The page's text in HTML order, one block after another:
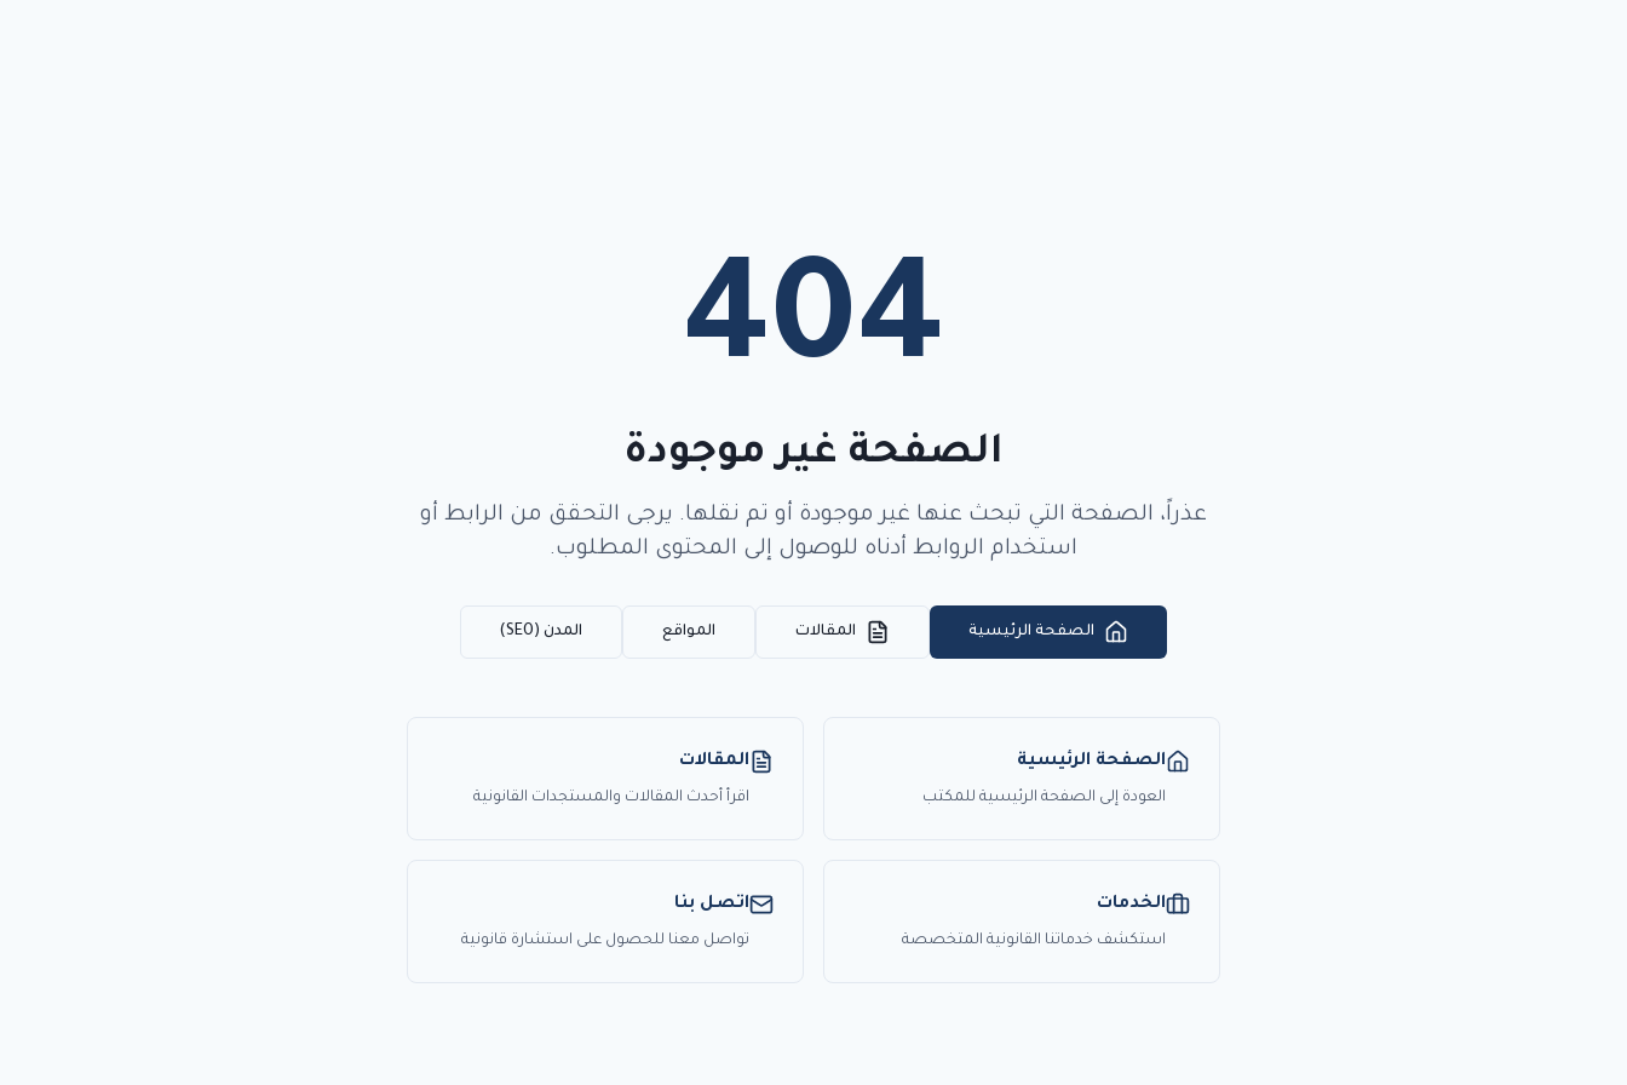
404
الصفحة غير موجودة
عذراً، الصفحة التي تبحث عنها غير موجودة أو تم نقلها. يرجى التحقق من الرابط أو
استخدام الروابط أدناه للوصول إلى المحتوى المطلوب.
الصفحة الرئيسية المقالات المواقع المدن (SEO)
الصفحة الرئيسية
العودة إلى الصفحة الرئيسية للمكتب
المقالات
اقرأ أحدث المقالات والمستجدات القانونية
الخدمات
استكشف خدماتنا القانونية المتخصصة
اتصل بنا
تواصل معنا للحصول على استشارة قانونية